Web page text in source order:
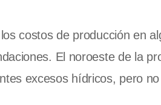
costos de producción en
El noroeste de la
excesos hídricos, pero